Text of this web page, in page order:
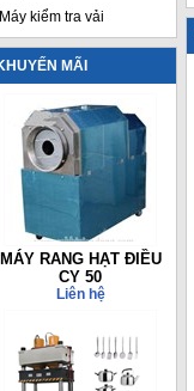
Máy kiểm tra vải
MÃI
MÁY RANG HẠT ĐIỀU
CY 50
Liên hệ